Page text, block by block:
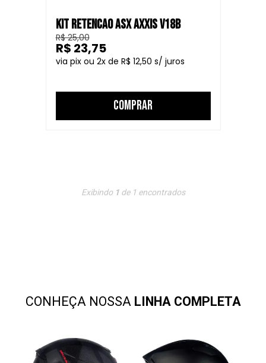
KIT RETENCAO ASX AXXIS V18B
R$ 25,00
2
R$ 12,50
R$ 23,75
COMPRAR
Exibindo 1de 1 encontrados
CONHEÇA NOSSA LINHA COMPLETA